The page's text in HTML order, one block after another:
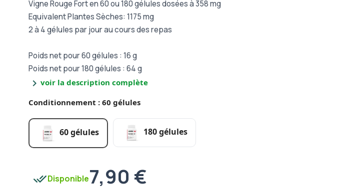
Vigne Rouge Fort en 60 ou 180 gélules dosées à 358 mg
Equivalent Plantes Sèches: 1175 mg
2 à 4 gélules par jour au cours des repas
Poids net pour 60 gélules : 16 g
Poids net pour 180 gélules : 64 g
chevron_right voir la description complète
Conditionnement : 60 gélules
60 gélules 180 gélules
done_allDisponible7,90 €